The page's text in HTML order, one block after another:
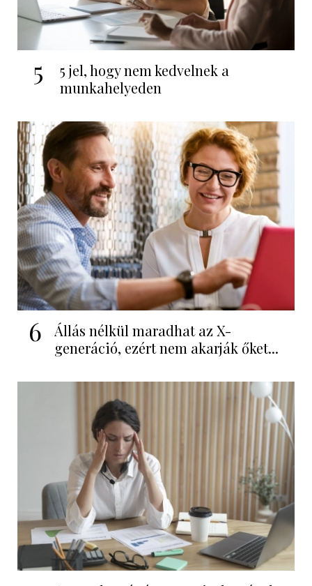
5
5 jel, hogy nem kedvelnek a
munkahelyeden
6
Állás nélkül maradhat az X-
generáció, ezért nem akarják őket...